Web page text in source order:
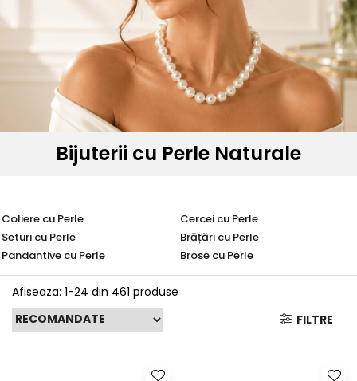
Seturi Perle cu Argint
Brățări cu Perle
Pandantive cu Perle
Brose cu Perle
Bijuterii cu Perle Naturale
Coliere cu Perle
Cercei cu Perle
Seturi cu Perle
Brățări cu Perle
Pandantive cu Perle
Brose cu Perle
Afiseaza: 1-24 din 461 produse
FILTRE